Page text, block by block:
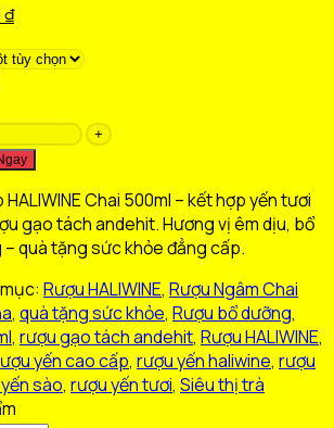
₫Giá
tại
Chai 500ml – kết hợp yến tươi
gạo tách andehit. Hương vị êm dịu, bổ
quà tặng sức khỏe đẳng cấp.
Rượu HALIWINE, Rượu Ngâm Chai
, quà tặng sức khỏe, Rượu bổ dưỡng,
, rượu gạo tách andehit, Rượu HALIWINE,
yến cao cấp, rượu yến haliwine, rượu
sào, rượu yến tươi, Siêu thị trà